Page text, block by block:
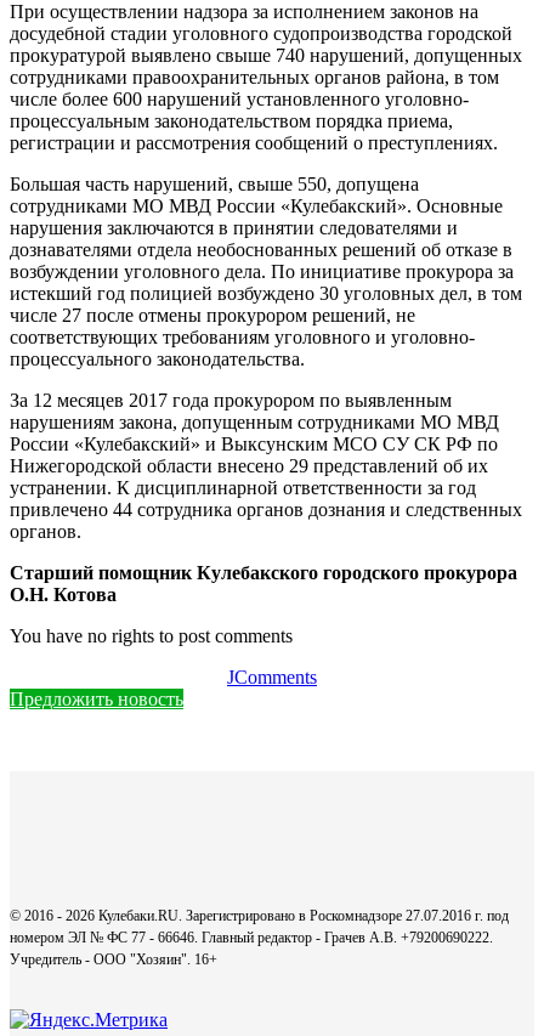
При осуществлении надзора за исполнением законов на
досудебной стадии уголовного судопроизводства городской
прокуратурой выявлено свыше 740 нарушений, допущенных
сотрудниками правоохранительных органов района, в том
числе более 600 нарушений установленного уголовно-
процессуальным законодательством порядка приема,
регистрации и рассмотрения сообщений о преступлениях.
Большая часть нарушений, свыше 550, допущена
сотрудниками МО МВД России «Кулебакский». Основные
нарушения заключаются в принятии следователями и
дознавателями отдела необоснованных решений об отказе в
возбуждении уголовного дела. По инициативе прокурора за
истекший год полицией возбуждено 30 уголовных дел, в том
числе 27 после отмены прокурором решений, не
соответствующих требованиям уголовного и уголовно-
процессуального законодательства.
За 12 месяцев 2017 года прокурором по выявленным
нарушениям закона, допущенным сотрудниками МО МВД
России «Кулебакский» и Выксунским МСО СУ СК РФ по
Нижегородской области внесено 29 представлений об их
устранении. К дисциплинарной ответственности за год
привлечено 44 сотрудника органов дознания и следственных
органов.
Старший помощник Кулебакского городского прокурора
О.Н. Котова
You have no rights to post comments
JComments
Предложить новость
© 2016 - 2026 Кулебаки.RU. Зарегистрировано в Роскомнадзоре 27.07.2016 г. под
номером ЭЛ № ФС 77 - 66646. Главный редактор - Грачев А.В. +79200690222.
Учредитель - ООО "Хозяин". 16+